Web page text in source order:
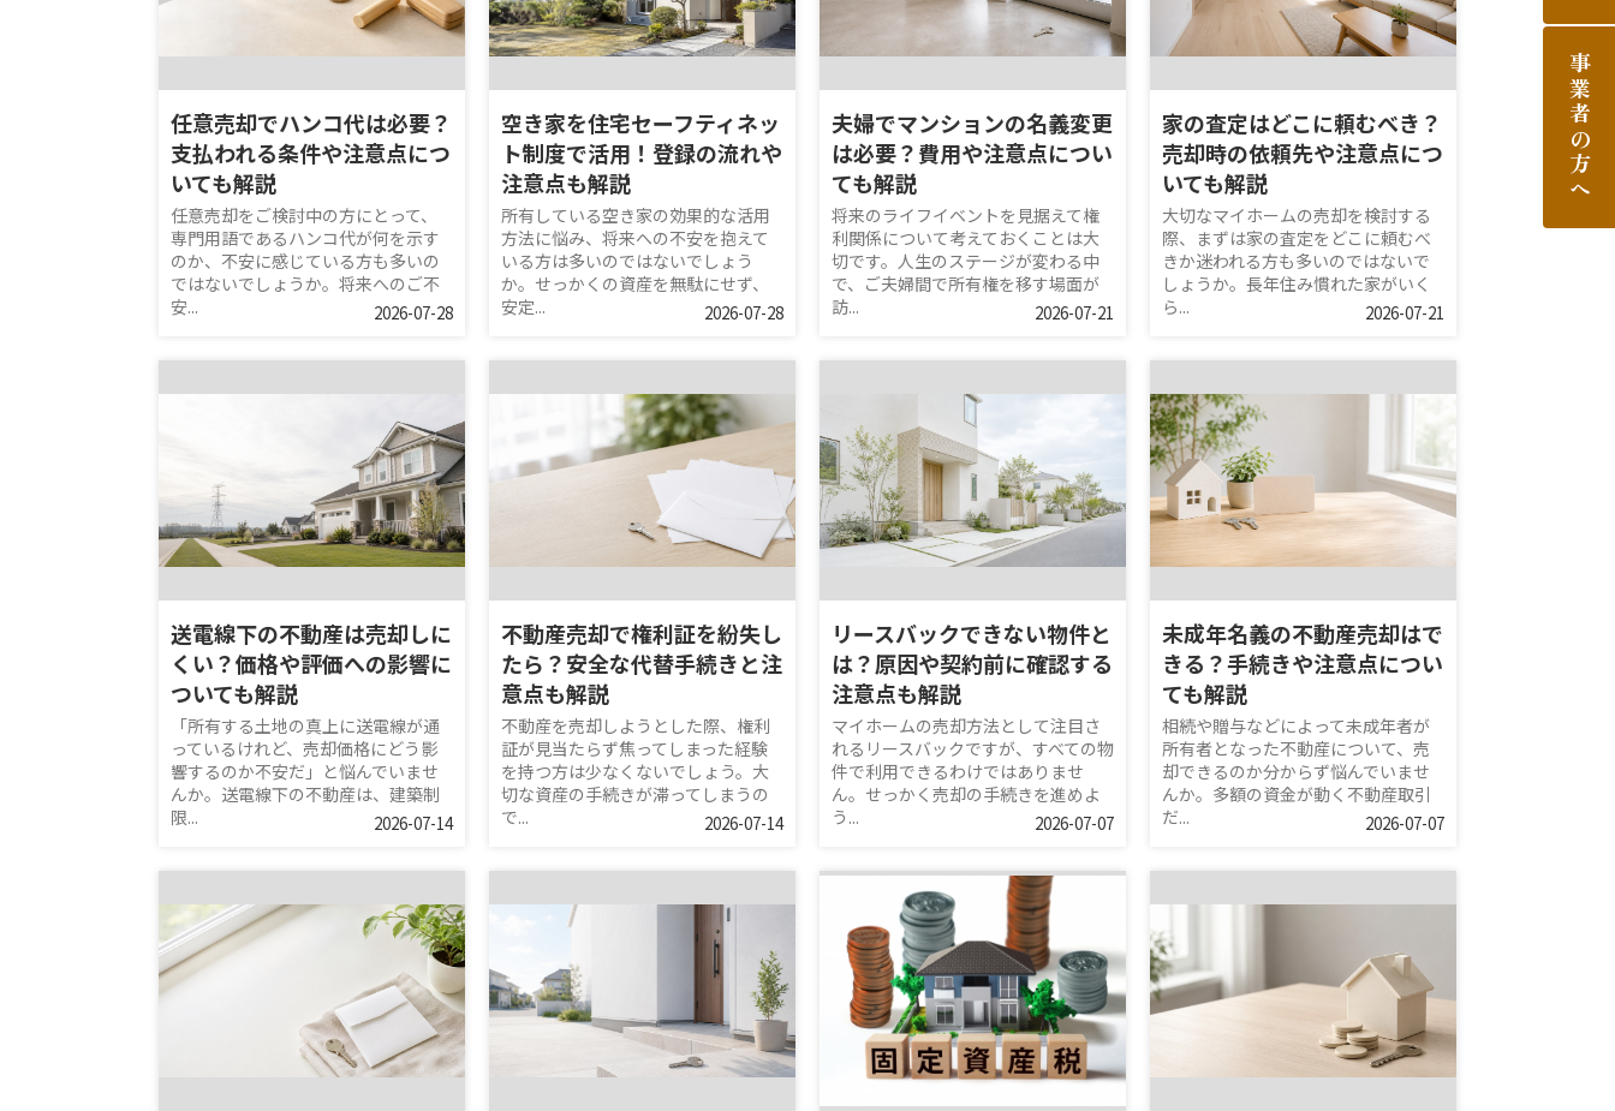
任意売却でハンコ代は必要？
支払われる条件や注意点につ
いても解説
任意売却をご検討中の方にとって、
専門用語であるハンコ代が何を示す
のか、不安に感じている方も多いの
ではないでしょうか。将来へのご不
安...
2026-07-28
空き家を住宅セーフティネッ
ト制度で活用！登録の流れや
注意点も解説
所有している空き家の効果的な活用
方法に悩み、将来への不安を抱えて
いる方は多いのではないでしょう
か。せっかくの資産を無駄にせず、
安定...
2026-07-28
夫婦でマンションの名義変更
は必要？費用や注意点につい
ても解説
将来のライフイベントを見据えて権
利関係について考えておくことは大
切です。人生のステージが変わる中
で、ご夫婦間で所有権を移す場面が
訪...
2026-07-21
家の査定はどこに頼むべき？
売却時の依頼先や注意点につ
いても解説
大切なマイホームの売却を検討する
際、まずは家の査定をどこに頼むべ
きか迷われる方も多いのではないで
しょうか。長年住み慣れた家がいく
ら...
2026-07-21
送電線下の不動産は売却しに
くい？価格や評価への影響に
ついても解説
「所有する土地の真上に送電線が通
っているけれど、売却価格にどう影
響するのか不安だ」と悩んでいませ
んか。送電線下の不動産は、建築制
限...
2026-07-14
不動産売却で権利証を紛失し
たら？安全な代替手続きと注
意点も解説
不動産を売却しようとした際、権利
証が見当たらず焦ってしまった経験
を持つ方は少なくないでしょう。大
切な資産の手続きが滞ってしまうの
で...
2026-07-14
リースバックできない物件と
は？原因や契約前に確認する
注意点も解説
マイホームの売却方法として注目さ
れるリースバックですが、すべての物
件で利用できるわけではありませ
ん。せっかく売却の手続きを進めよ
う...
2026-07-07
未成年名義の不動産売却はで
きる？手続きや注意点につい
ても解説
相続や贈与などによって未成年者が
所有者となった不動産について、売
却できるのか分からず悩んでいませ
んか。多額の資金が動く不動産取引
だ...
2026-07-07
事業者の方へ